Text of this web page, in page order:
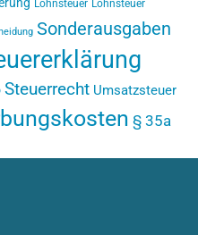
Lohnsteuer Lohnsteuer
Sonderausgaben
Steuerrecht Umsatzsteuer
§ 35a